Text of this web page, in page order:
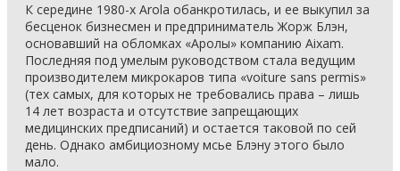
К середине 1980-х Arola обанкротилась, и ее выкупил за
бесценок бизнесмен и предприниматель Жорж Блэн,
основавший на обломках «Аролы» компанию Aixam.
Последняя под умелым руководством стала ведущим
производителем микрокаров типа «voiture sans permis»
(тех самых, для которых не требовались права – лишь
14 лет возраста и отсутствие запрещающих
медицинских предписаний) и остается таковой по сей
день. Однако амбициозному мсье Блэну этого было
мало.